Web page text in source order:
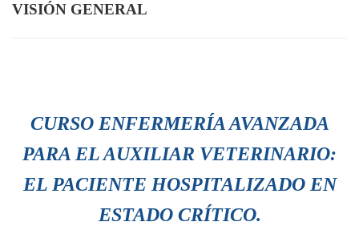
VISIÓN GENERAL
CURSO ENFERMERÍA AVANZADA
PARA EL AUXILIAR VETERINARIO:
EL PACIENTE HOSPITALIZADO EN
ESTADO CRÍTICO.